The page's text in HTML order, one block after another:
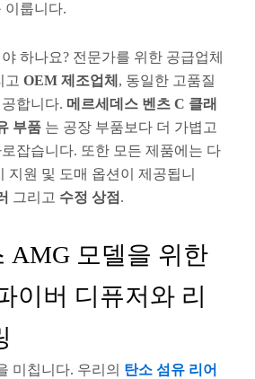
이룹니다.
하나요? 전문가를 위한 공급업체
고 OEM 제조업체 , 동일한 고품질
합니다. 메르세데스 벤츠 C 클래
부품 는 공장 부품보다 더 가볍고
잡습니다. 또한 모든 제품에는 다
지원 및 도매 옵션이 제공됩니
그리고 수정 상점 .
AMG 모델을 위한
이버 디퓨저와 리
미칩니다. 우리의 탄소 섬유 리어